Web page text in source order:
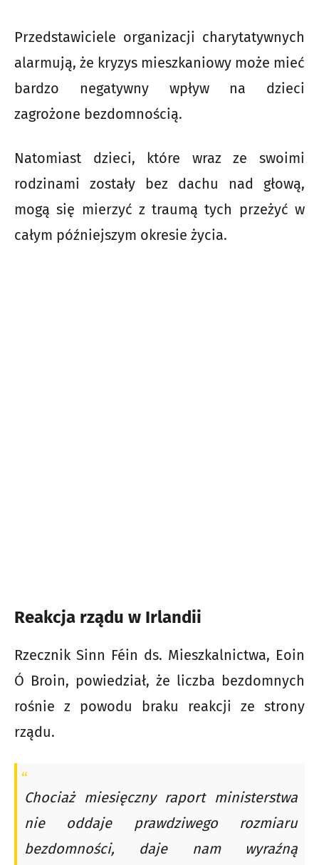
Przedstawiciele organizacji charytatywnych
alarmują, że kryzys mieszkaniowy może mieć
bardzo negatywny wpływ na dzieci
zagrożone bezdomnością.
Natomiast dzieci, które wraz ze swoimi
rodzinami zostały bez dachu nad głową,
mogą się mierzyć z traumą tych przeżyć w
całym późniejszym okresie życia.
Reakcja rządu w Irlandii
Rzecznik Sinn Féin ds. Mieszkalnictwa, Eoin
Ó Broin, powiedział, że liczba bezdomnych
rośnie z powodu braku reakcji ze strony
rządu.
Chociaż miesięczny raport ministerstwa
nie oddaje prawdziwego rozmiaru
bezdomności, daje nam wyraźną